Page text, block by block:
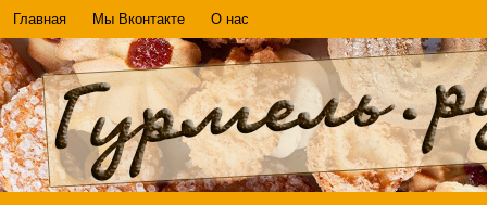
Главная Мы Вконтакте О нас